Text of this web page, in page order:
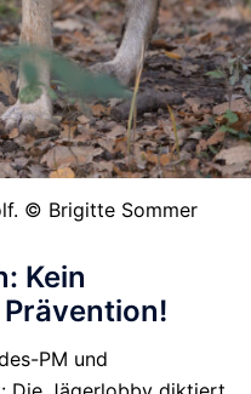
© Brigitte Sommer
Kein
PM und